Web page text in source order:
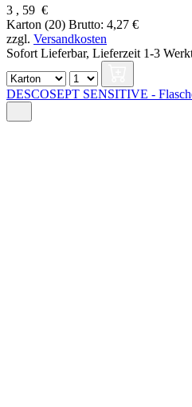
3 , 59 €
Karton (20) Brutto: 4,27 €
zzgl. Versandkosten
Sofort Lieferbar, Lieferzeit 1-3
DESCOSEPT SENSITIVE -